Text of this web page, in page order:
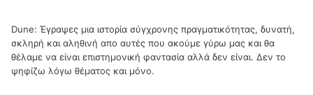
Dune: Έγραψες μια ιστορία σύγχρονης πραγματικότητας, δυνατή,
σκληρή και αληθινή απο αυτές που ακούμε γύρω μας και θα
θέλαμε να είναι επιστημονική φαντασία αλλά δεν είναι. Δεν το
ψηφίζω λόγω θέματος και μόνο.